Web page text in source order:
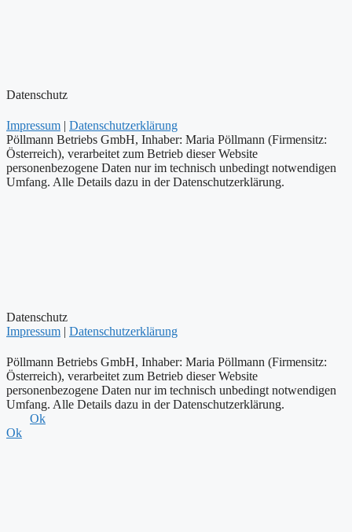
Datenschutz
Impressum | Datenschutzerklärung
Pöllmann Betriebs GmbH, Inhaber: Maria Pöllmann (Firmensitz:
Österreich), verarbeitet zum Betrieb dieser Website
personenbezogene Daten nur im technisch unbedingt notwendigen
Umfang. Alle Details dazu in der Datenschutzerklärung.
Datenschutz
Impressum | Datenschutzerklärung
Pöllmann Betriebs GmbH, Inhaber: Maria Pöllmann (Firmensitz:
Österreich), verarbeitet zum Betrieb dieser Website
personenbezogene Daten nur im technisch unbedingt notwendigen
Umfang. Alle Details dazu in der Datenschutzerklärung.
Ok
Ok